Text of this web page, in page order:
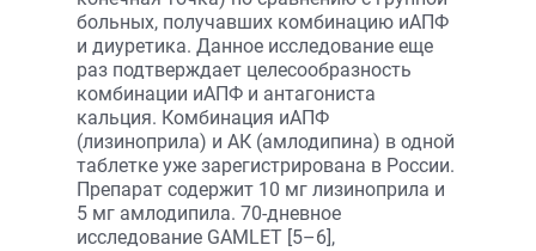
больных, получавших комбинацию иАПФ
и диуретика. Данное исследование еще
раз подтверждает целесообразность
комбинации иАПФ и антагониста
кальция. Комбинация иАПФ
(лизиноприла) и АК (амлодипина) в одной
таблетке уже зарегистрирована в России.
Препарат содержит 10 мг лизиноприла и
5 мг амлодипила. 70-дневное
исследование GAMLET [5–6],